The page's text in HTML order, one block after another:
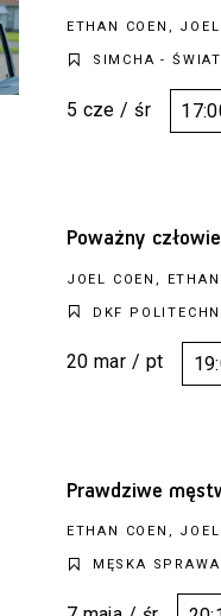
ETHAN COEN, JOEL
SIMCHA -
5 cze / śr
Poważny
JOEL COEN, ETHAN
DKF
20 mar / pt
Prawdziwe
ETHAN COEN, JOEL
MĘSKA SPRAWA